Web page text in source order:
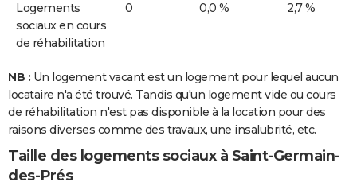
Logements
sociaux en cours
de réhabilitation
0 0,0 % 2,7 %
NB : Un logement vacant est un logement pour lequel aucun
locataire n'a été trouvé. Tandis qu'un logement vide ou cours
de réhabilitation n'est pas disponible à la location pour des
raisons diverses comme des travaux, une insalubrité, etc.
Taille des logements sociaux à Saint-Germain-
des-Prés